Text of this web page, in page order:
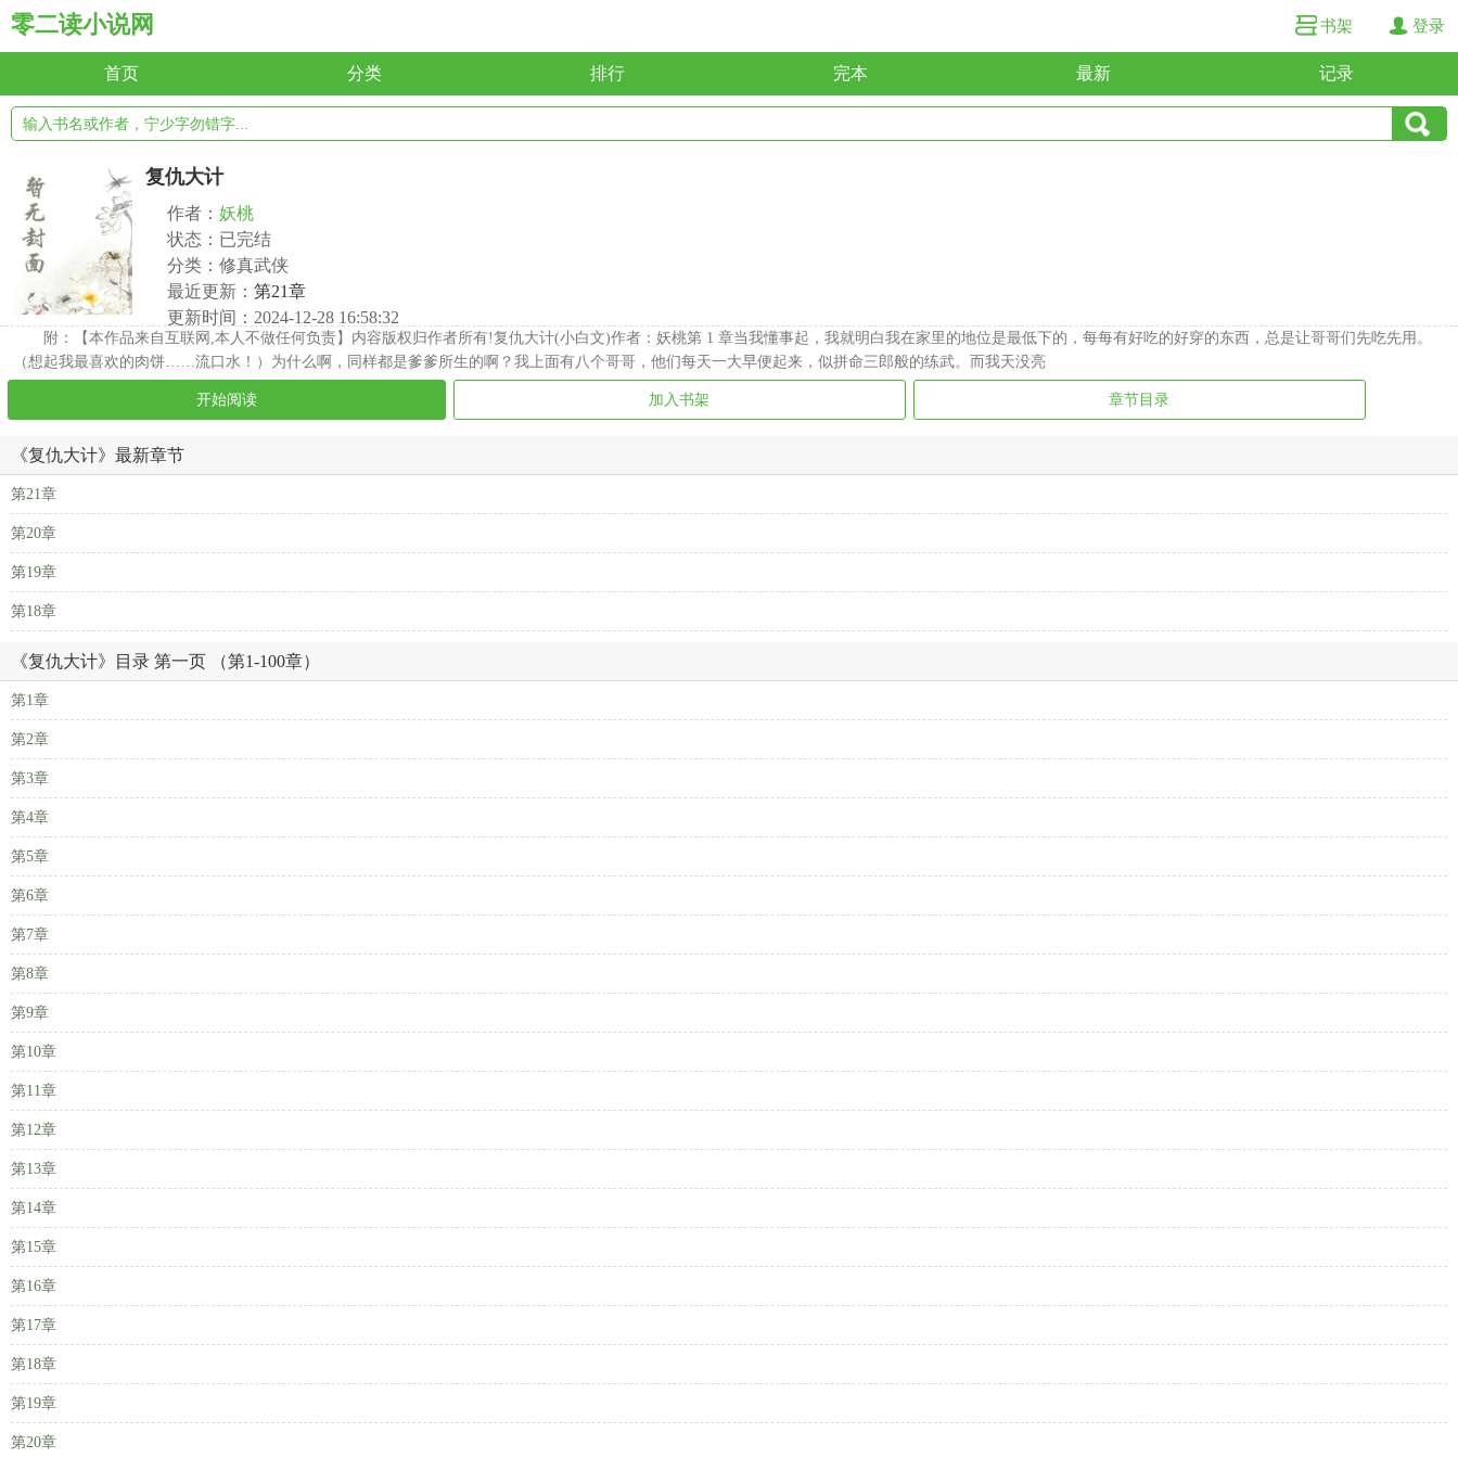
零二读小说网 书架 登录
首页 分类 排行 完本 最新 记录
复仇大计
作者： 妖桃
状态：已完结
分类：修真武侠
最近更新： 第21章
更新时间：2024-12-28 16:58:32
附：【本作品来自互联网,本人不做任何负责】内容版权归作者所有!复仇大计(小白文)作者：妖桃第 1 章当我懂事起，我就明白我在家里的地位是最低下的，每每有好吃的好穿的东西，总是让哥哥们先吃先用。
（想起我最喜欢的肉饼……流口水！）为什么啊，同样都是爹爹所生的啊？我上面有八个哥哥，他们每天一大早便起来，似拼命三郎般的练武。而我天没亮
开始阅读 加入书架 章节目录
《复仇大计》最新章节
第21章
第20章
第19章
第18章
《复仇大计》目录 第一页 （第1-100章）
第1章
第2章
第3章
第4章
第5章
第6章
第7章
第8章
第9章
第10章
第11章
第12章
第13章
第14章
第15章
第16章
第17章
第18章
第19章
第20章